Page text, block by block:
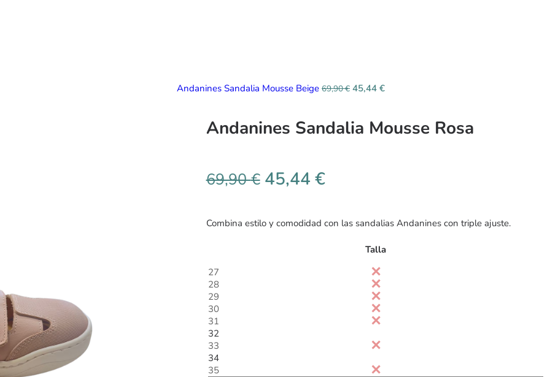
Andanines Sandalia Mousse Beige 69,90€ 45,44 €
Andanines Sandalia Mousse Rosa
69,90€ 45,44 €
Combina estilo y comodidad con las sandalias Andanines con triple ajuste.
Talla
27
28
29
30
31
32
33
34
35